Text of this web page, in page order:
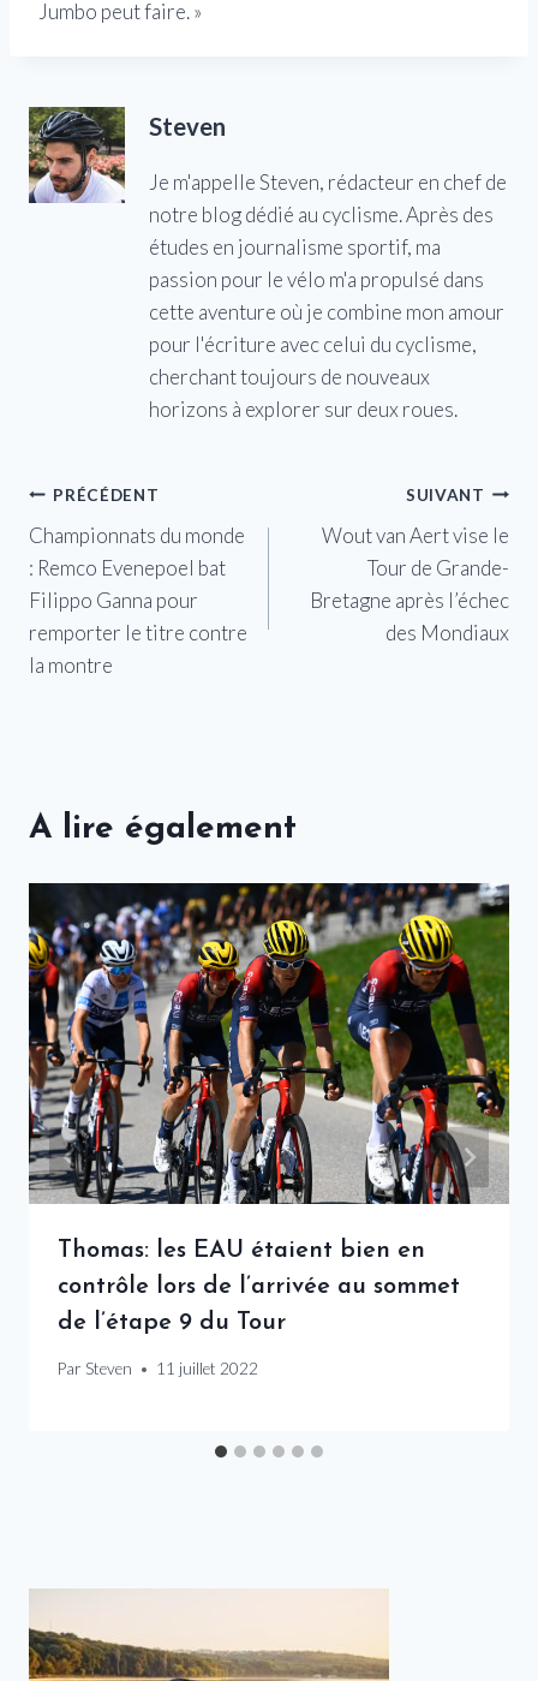
Jumbo peut faire. »
Steven
Je m'appelle Steven, rédacteur en chef de
notre blog dédié au cyclisme. Après des
études en journalisme sportif, ma
passion pour le vélo m'a propulsé dans
cette aventure où je combine mon amour
pour l'écriture avec celui du cyclisme,
cherchant toujours de nouveaux
horizons à explorer sur deux roues.
Navigation
de
l’article
PRÉCÉDENT
Championnats du monde
: Remco Evenepoel bat
Filippo Ganna pour
remporter le titre contre
la montre
SUIVANT
Wout van Aert vise le
Tour de Grande-
Bretagne après l’échec
des Mondiaux
A lire également
Thomas: les EAU étaient bien en
contrôle lors de l’arrivée au sommet
de l’étape 9 du Tour
Par Steven 11 juillet 2022